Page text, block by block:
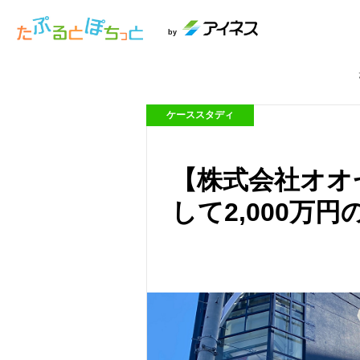
by
ケーススタディ
【株式会社オ
して2,000万円